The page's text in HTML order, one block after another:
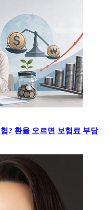
? 환율 오르면 보험료 부담